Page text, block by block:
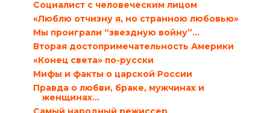
Социалист с человеческим лицом
«Люблю отчизну я, но странною любовью»
Мы проиграли “звездную войну”…
Вторая достопримечательность Америки
«Конец света» по-русски
Мифы и факты о царской России
Правда о любви, браке, мужчинах и
женщинах…